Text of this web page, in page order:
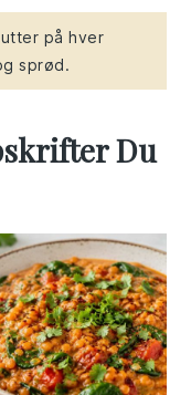
på hver
sprød.
Du